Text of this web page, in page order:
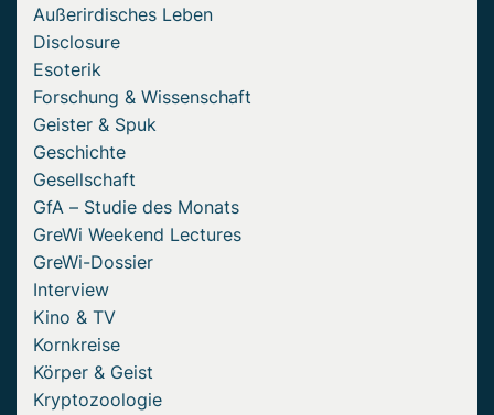
Außerirdisches Leben
Disclosure
Esoterik
Forschung & Wissenschaft
Geister & Spuk
Geschichte
Gesellschaft
GfA – Studie des Monats
GreWi Weekend Lectures
GreWi-Dossier
Interview
Kino & TV
Kornkreise
Körper & Geist
Kryptozoologie